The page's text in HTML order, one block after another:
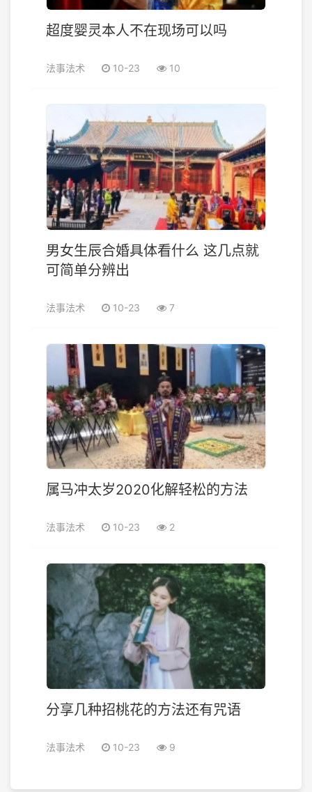
超度婴灵本人不在现场可以吗
法事法术 10-23 10
男女生辰合婚具体看什么 这几点就
可简单分辨出
法事法术 10-23 7
属马冲太岁2020化解轻松的方法
法事法术 10-23 2
分享几种招桃花的方法还有咒语
法事法术 10-23 9